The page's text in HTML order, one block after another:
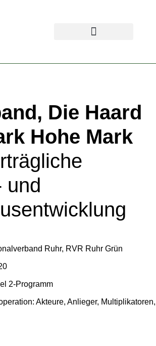
Die Haard
Hohe Mark
und
Ruhr, RVR Ruhr Grün
2-Programm
Akteure, Anlieger, Multiplikatoren,